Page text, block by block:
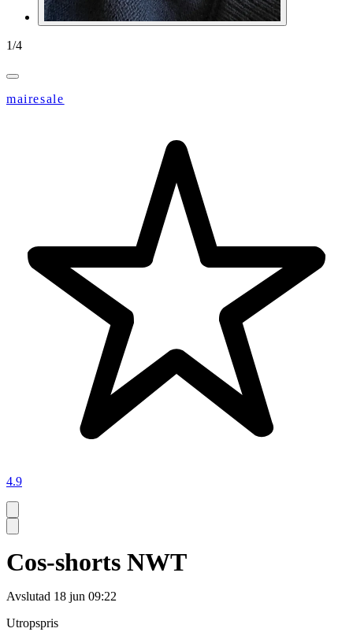
1/4
mairesale
4.9
Cos-shorts NWT
Avslutad 18 jun 09:22
Utropspris